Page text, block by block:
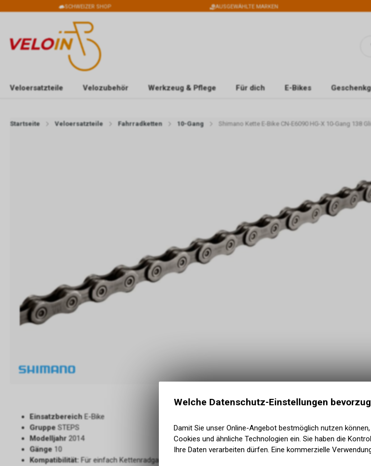
SCHWEIZER SHOP AUSGEWÄHLTE MARKEN
Veloersatzteile Velozubehör Werkzeug & Pflege Für dich E-Bikes
Startseite Veloersatzteile Fahrradketten 10-Gang Shimano Kette E-Bike CN-E6090 HG-X 10-Gang 138
Einsatzbereich E-Bike
Gruppe STEPS
Modelljahr 2014
Gänge 10
Kompatibilität: Für einfach Kettenradgarnituren
Welche Datenschutz-Einstellungen
Damit Sie unser Online-Angebot bestmöglich nutzen
Cookies und ähnliche Technologien ein. Sie haben die
Ihre Daten verarbeiten dürfen. Eine kommerzielle